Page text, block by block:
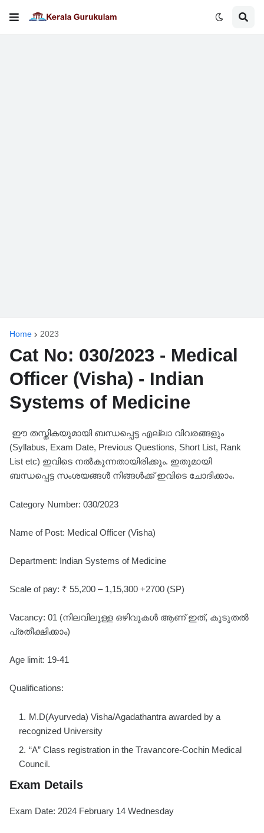
Home 2023
Cat No: 030/2023 - Medical
Officer (Visha) - Indian
Systems of Medicine
ഈ തസ്തികയുമായി ബന്ധപ്പെട്ട എല്ലാ വിവരങ്ങളും
(Syllabus, Exam Date, Previous Questions, Short List, Rank
List etc) ഇവിടെ നൽകുന്നതായിരിക്കും. ഇതുമായി
ബന്ധപ്പെട്ട സംശയങ്ങൾ നിങ്ങൾക്ക് ഇവിടെ ചോദിക്കാം.
Category Number: 030/2023
Name of Post: Medical Officer (Visha)
Department: Indian Systems of Medicine
Scale of pay: ₹ 55,200 – 1,15,300 +2700 (SP)
Vacancy: 01 (നിലവിലുള്ള ഒഴിവുകൾ ആണ് ഇത്, കൂടുതൽ
പ്രതീക്ഷിക്കാം)
Age limit: 19-41
Qualifications:
M.D(Ayurveda) Visha/Agadathantra awarded by a
recognized University
“A” Class registration in the Travancore-Cochin Medical
Council.
Exam Details
Exam Date: 2024 February 14 Wednesday